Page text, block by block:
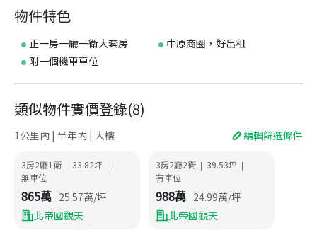
物件特色
正一房一廳一衛大套房
中原商圈，好出租
附一個機車車位
類似物件實價登錄(8)
1公里內 | 半年內 | 大樓 編輯篩選條件
3房2廳1衛 | 33.82坪 |
無車位
865萬 25.57萬/坪
北帝國觀天
3房2廳2衛 | 39.53坪 |
有車位
988萬 24.99萬/坪
北帝國觀天